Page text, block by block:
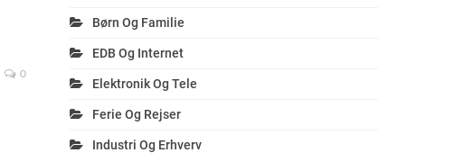
0
Børn Og Familie
EDB Og Internet
Elektronik Og Tele
Ferie Og Rejser
Industri Og Erhverv